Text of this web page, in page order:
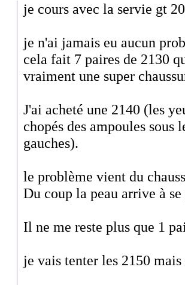
je cours avec la servie gt
je n'ai jamais eu aucun
cela fait 7 paires de 2130
vraiment une super
J'ai acheté une 2140 (les
chopés des ampoules sous
gauches).
le problème vient du
Du coup la peau arrive à
Il ne me reste plus que 1
je vais tenter les 2150 mais